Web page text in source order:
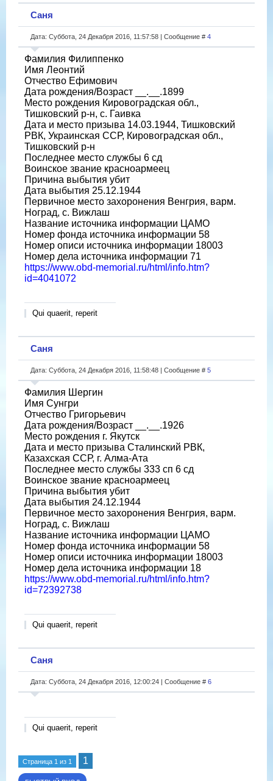
Саня
Дата: Суббота, 24 Декабря 2016, 11:57:58 | Сообщение # 4
Фамилия Филиппенко
Имя Леонтий
Отчество Ефимович
Дата рождения/Возраст __.__.1899
Место рождения Кировоградская обл.,
Тишковский р-н, с. Гаивка
Дата и место призыва 14.03.1944, Тишковский
РВК, Украинская ССР, Кировоградская обл.,
Тишковский р-н
Последнее место службы 6 сд
Воинское звание красноармеец
Причина выбытия убит
Дата выбытия 25.12.1944
Первичное место захоронения Венгрия, варм.
Ноград, с. Вижлаш
Название источника информации ЦАМО
Номер фонда источника информации 58
Номер описи источника информации 18003
Номер дела источника информации 71
https://www.obd-memorial.ru/html/info.htm?
id=4041072
Qui quaerit, reperit
Саня
Дата: Суббота, 24 Декабря 2016, 11:58:48 | Сообщение # 5
Фамилия Шергин
Имя Сунгри
Отчество Григорьевич
Дата рождения/Возраст __.__.1926
Место рождения г. Якутск
Дата и место призыва Сталинский РВК,
Казахская ССР, г. Алма-Ата
Последнее место службы 333 сп 6 сд
Воинское звание красноармеец
Причина выбытия убит
Дата выбытия 24.12.1944
Первичное место захоронения Венгрия, варм.
Ноград, с. Вижлаш
Название источника информации ЦАМО
Номер фонда источника информации 58
Номер описи источника информации 18003
Номер дела источника информации 18
https://www.obd-memorial.ru/html/info.htm?
id=72392738
Qui quaerit, reperit
Саня
Дата: Суббота, 24 Декабря 2016, 12:00:24 | Сообщение # 6
Qui quaerit, reperit
Страница 1 из 1 1